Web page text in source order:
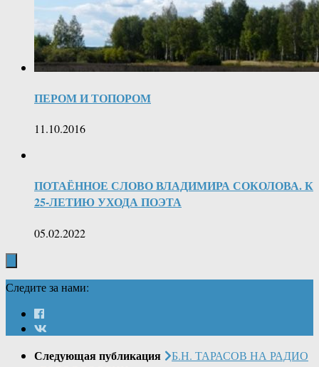
ПЕРОМ И ТОПОРОМ
11.10.2016
ПОТАЁННОЕ СЛОВО ВЛАДИМИРА СОКОЛОВА. К
25-ЛЕТИЮ УХОДА ПОЭТА
05.02.2022
Следите за нами:
Следующая публикация
Б.Н. ТАРАСОВ НА РАДИО